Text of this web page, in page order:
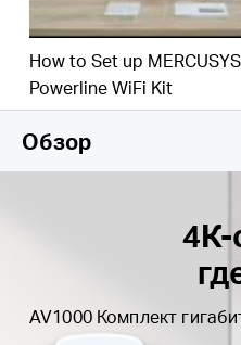
Простое расширение
дополнительных
How to Set up MERCUSYS
Powerline WiFi Kit
Обзор
4К-
AV1000 Комплект